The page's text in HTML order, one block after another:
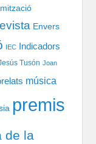
Envers
IEC
Indicadors
Tusón Joan
música
premis
de la